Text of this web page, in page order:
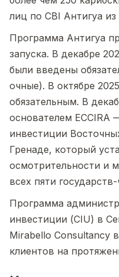
лиц по CBI Антигуа
Программа Антигуа
запуска. В декабре
были введены
очные). В октябре
обязательным. В
основателем ECCIRA
инвестиции
Гренаде, который
осмотрительности и
всех пяти
Программа
инвестиции (CIU) в
Mirabello Consultancy
клиентов на